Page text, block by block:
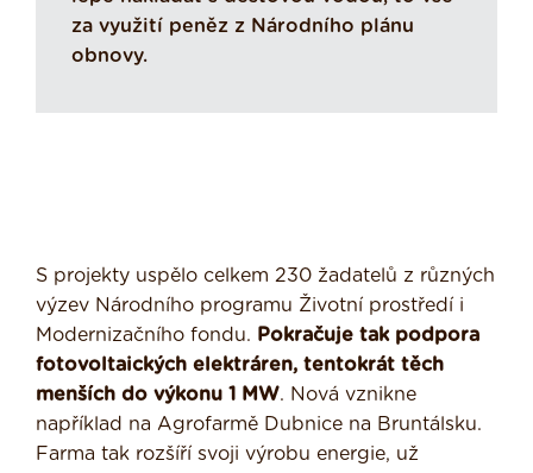
za využití peněz z Národního plánu
obnovy.
S projekty uspělo celkem 230 žadatelů z různých
výzev Národního programu Životní prostředí i
Modernizačního fondu. Pokračuje tak podpora
fotovoltaických elektráren, tentokrát těch
menších do výkonu 1 MW. Nová vznikne
například na Agrofarmě Dubnice na Bruntálsku.
Farma tak rozšíří svoji výrobu energie, už